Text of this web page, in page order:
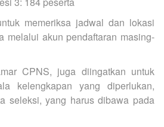
memeriksa jadwal dan lokasi
melalui akun pendaftaran masing-
CPNS, juga diingatkan untuk
kelengkapan yang diperlukan,
seleksi, yang harus dibawa pada